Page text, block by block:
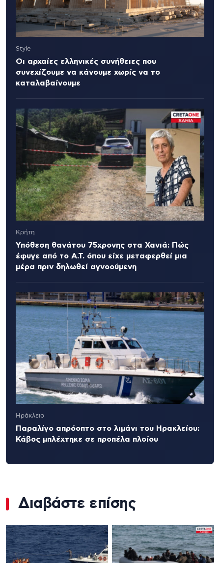
Style
Οι αρχαίες ελληνικές συνήθειες που
συνεχίζουμε να κάνουμε χωρίς να το
καταλαβαίνουμε
Κρήτη
Υπόθεση θανάτου 75χρονης στα Χανιά: Πώς
έφυγε από το Α.Τ. όπου είχε μεταφερθεί μια
μέρα πριν δηλωθεί αγνοούμενη
Ηράκλειο
Παραλίγο απρόοπτο στο λιμάνι του Ηρακλείου:
Κάβος μπλέχτηκε σε προπέλα πλοίου
Διαβάστε επίσης